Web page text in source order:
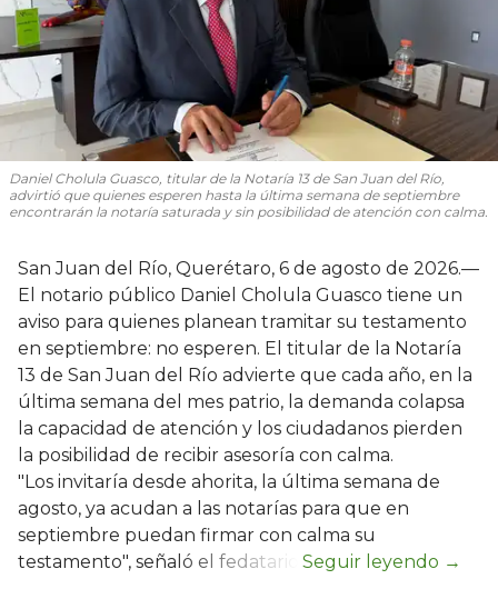
Daniel Cholula Guasco, titular de la Notaría 13 de San Juan del Río,
advirtió que quienes esperen hasta la última semana de septiembre
encontrarán la notaría saturada y sin posibilidad de atención con calma.
San Juan del Río, Querétaro, 6 de agosto de 2026.—
El notario público Daniel Cholula Guasco tiene un
aviso para quienes planean tramitar su testamento
en septiembre: no esperen. El titular de la Notaría
13 de San Juan del Río advierte que cada año, en la
última semana del mes patrio, la demanda colapsa
la capacidad de atención y los ciudadanos pierden
la posibilidad de recibir asesoría con calma.
"Los invitaría desde ahorita, la última semana de
agosto, ya acudan a las notarías para que en
septiembre puedan firmar con calma su
testamento", señaló el fedatario.